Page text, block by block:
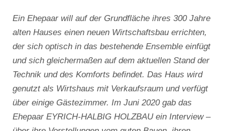
Ein Ehepaar will auf der Grundfläche ihres 300 Jahre
alten Hauses einen neuen Wirtschaftsbau errichten,
der sich optisch in das bestehende Ensemble einfügt
und sich gleichermaßen auf dem aktuellen Stand der
Technik und des Komforts befindet. Das Haus wird
genutzt als Wirtshaus mit Verkaufsraum und verfügt
über einige Gästezimmer. Im Juni 2020 gab das
Ehepaar EYRICH-HALBIG HOLZBAU ein Interview –